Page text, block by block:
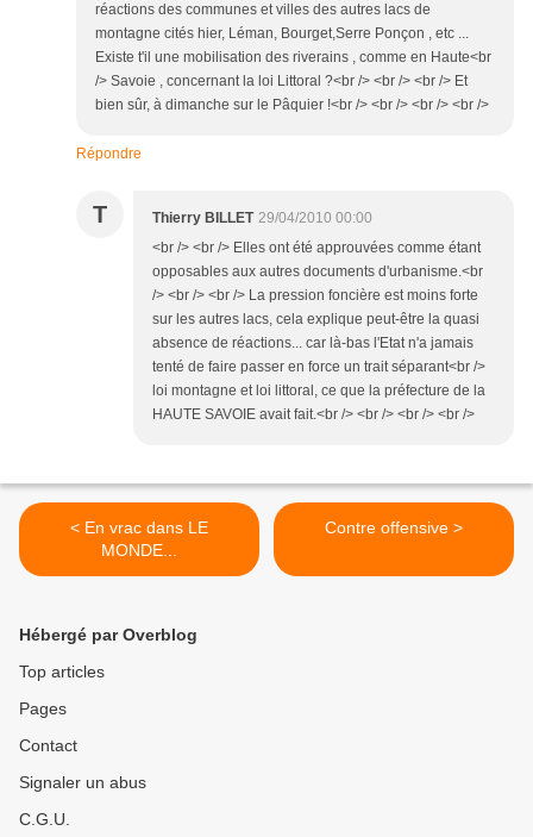
réactions des communes et villes des autres lacs de
montagne cités hier, Léman, Bourget,Serre Ponçon , etc ...
Existe t'il une mobilisation des riverains , comme en Haute<br
/> Savoie , concernant la loi Littoral ?<br /> <br /> <br /> Et
bien sûr, à dimanche sur le Pâquier !<br /> <br /> <br /> <br />
Répondre
T Thierry BILLET 29/04/2010 00:00
<br /> <br /> Elles ont été approuvées comme étant
opposables aux autres documents d'urbanisme.<br
/> <br /> <br /> La pression foncière est moins forte
sur les autres lacs, cela explique peut-être la quasi
absence de réactions... car là-bas l'Etat n'a jamais
tenté de faire passer en force un trait séparant<br />
loi montagne et loi littoral, ce que la préfecture de la
HAUTE SAVOIE avait fait.<br /> <br /> <br /> <br />
< En vrac dans LE
MONDE...
Contre offensive >
Hébergé par Overblog
Top articles
Pages
Contact
Signaler un abus
C.G.U.